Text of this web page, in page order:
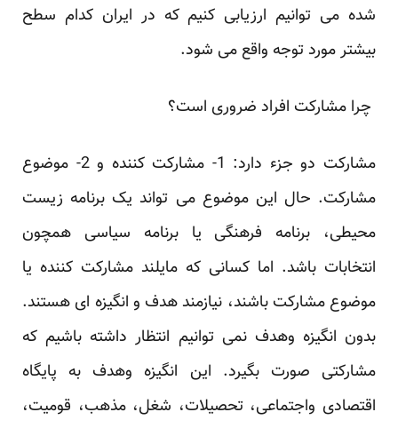
شده می توانیم ارزیابی کنیم که در ایران کدام سطح
بیشتر مورد توجه واقع ‏می شود. ‏
مشارکت دو جزء دارد: 1- مشارکت کننده و 2- موضوع
مشارکت. حال این موضوع می تواند یک برنامه ‏زیست
محیطی، برنامه فرهنگی یا برنامه سیاسی همچون
انتخابات باشد. اما کسانی که مایلند مشارکت کننده ‏یا
موضوع مشارکت باشند، نیازمند هدف و انگیزه ای هستند.
بدون انگیزه وهدف نمی توانیم انتظار داشته ‏باشیم که
مشارکتی صورت بگیرد. این انگیزه وهدف به پایگاه
اقتصادی واجتماعی، تحصیلات، شغل، مذهب، ‏قومیت،